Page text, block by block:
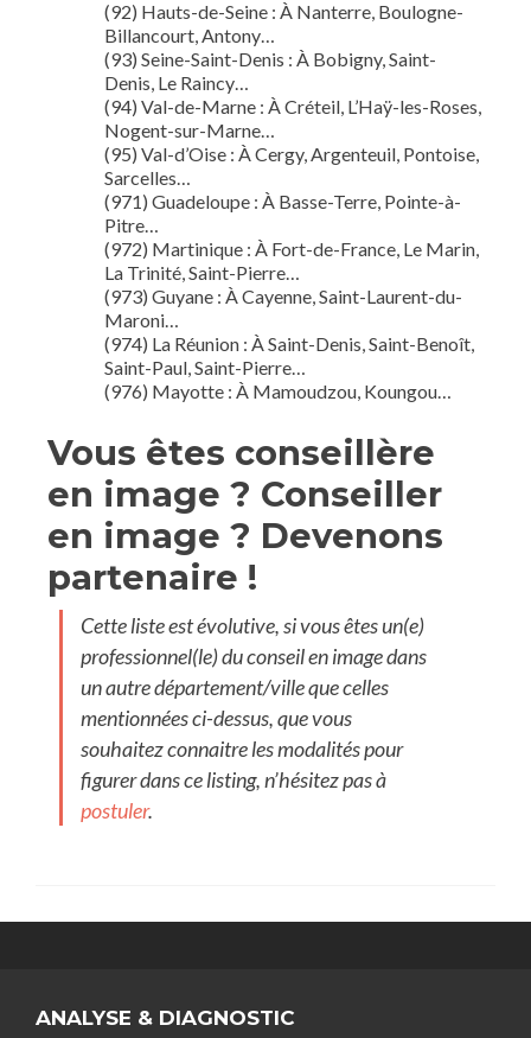
(92) Hauts-de-Seine : À Nanterre, Boulogne-
Billancourt, Antony…
(93) Seine-Saint-Denis : À Bobigny, Saint-
Denis, Le Raincy…
(94) Val-de-Marne : À Créteil, L’Haÿ-les-Roses,
Nogent-sur-Marne…
(95) Val-d’Oise : À Cergy, Argenteuil, Pontoise,
Sarcelles…
(971) Guadeloupe : À Basse-Terre, Pointe-à-
Pitre…
(972) Martinique : À Fort-de-France, Le Marin,
La Trinité, Saint-Pierre…
(973) Guyane : À Cayenne, Saint-Laurent-du-
Maroni…
(974) La Réunion : À Saint-Denis, Saint-Benoît,
Saint-Paul, Saint-Pierre…
(976) Mayotte : À Mamoudzou, Koungou…
Vous êtes conseillère
en image ? Conseiller
en image ? Devenons
partenaire !
Cette liste est évolutive, si vous êtes un(e)
professionnel(le) du conseil en image dans
un autre département/ville que celles
mentionnées ci-dessus, que vous
souhaitez connaitre les modalités pour
figurer dans ce listing, n’hésitez pas à
postuler.
ANALYSE & DIAGNOSTIC